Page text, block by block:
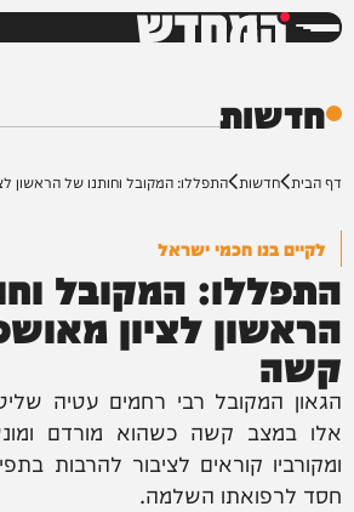
המחדש
חדשות
דף הבית חדשות התפללו: המקובל וחותנו של הראשון
לקיים בנו חכמי ישראל
התפללו: המקובל
הראשון לציון
קשה
הגאון המקובל רבי רחמים עטיה
אלו במצב קשה כשהוא מורדם
ומקורביו קוראים לציבור להרבות
חסד לרפואתו השלמה.